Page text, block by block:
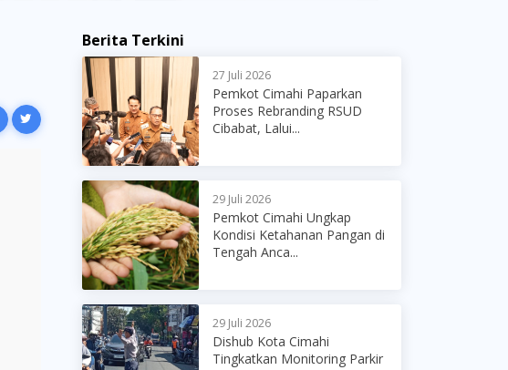
Berita Terkini
27 Juli 2026
Pemkot Cimahi Paparkan
Proses Rebranding RSUD
Cibabat, Lalui...
29 Juli 2026
Pemkot Cimahi Ungkap
Kondisi Ketahanan Pangan di
Tengah Anca...
29 Juli 2026
Dishub Kota Cimahi
Tingkatkan Monitoring Parkir